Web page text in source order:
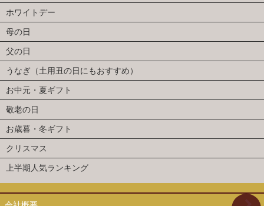
ホワイトデー
母の日
父の日
うなぎ（土用丑の日にもおすすめ）
お中元・夏ギフト
敬老の日
お歳暮・冬ギフト
クリスマス
上半期人気ランキング